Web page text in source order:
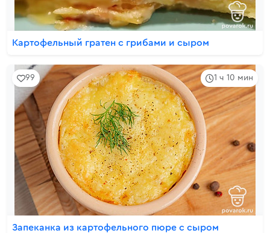
Картофельный гратен с грибами и сыром
1 ч 10 мин
99
Запеканка из картофельного пюре с сыром